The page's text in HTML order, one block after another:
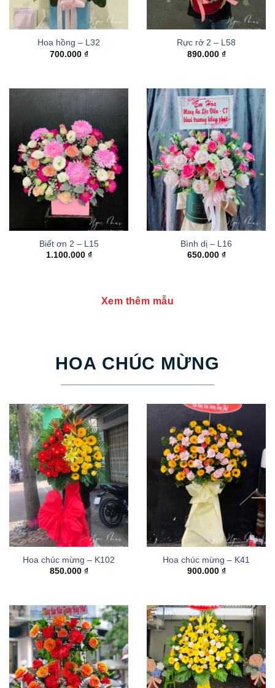
Hoa hồng – L32
700.000 ₫
Rực rở 2 – L58
890.000 ₫
Biết ơn 2 – L15
1.100.000 ₫
Bình dị – L16
650.000 ₫
Xem thêm mẫu
HOA CHÚC MỪNG
Hoa chúc mừng – K102
850.000 ₫
Hoa chúc mừng – K41
900.000 ₫